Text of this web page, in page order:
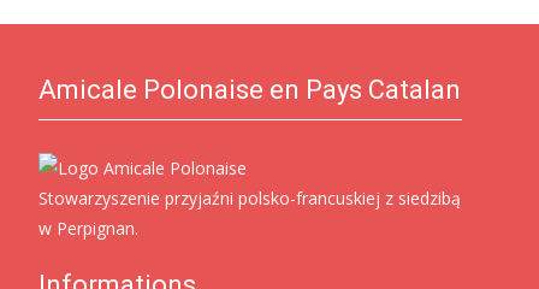
Amicale Polonaise en Pays Catalan
Stowarzyszenie przyjaźni polsko-francuskiej z siedzibą
w Perpignan.